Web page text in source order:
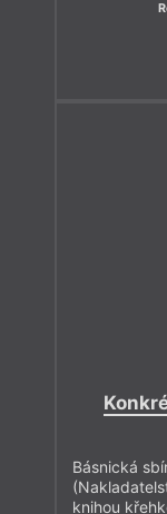
Básnická
knihou